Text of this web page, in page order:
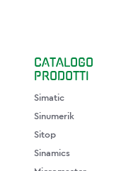
CATALOGO
PRODOTTI
Simatic
Sinumerik
Sitop
Sinamics